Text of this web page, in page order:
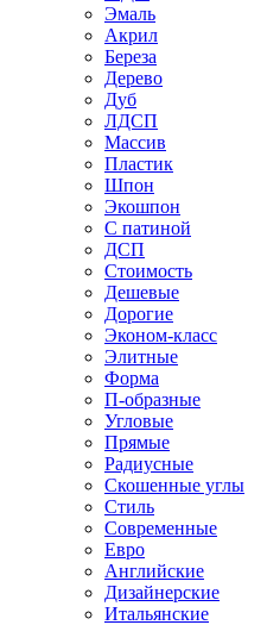
Эмаль
Акрил
Береза
Дерево
Дуб
ЛДСП
Массив
Пластик
Шпон
Экошпон
С патиной
ДСП
Стоимость
Дешевые
Дорогие
Эконом-класс
Элитные
Форма
П-образные
Угловые
Прямые
Радиусные
Скошенные углы
Стиль
Современные
Евро
Английские
Дизайнерские
Итальянские